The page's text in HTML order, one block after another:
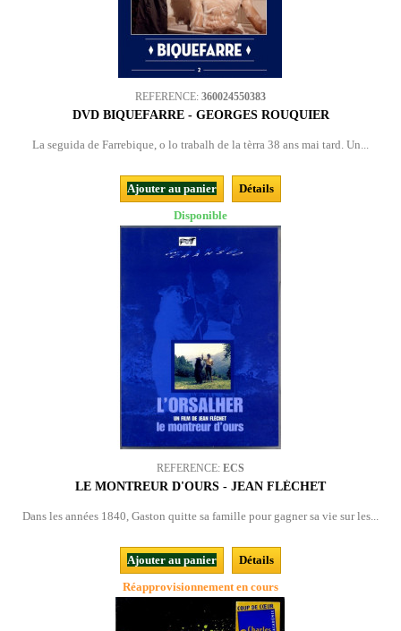
REFERENCE: 360024550383
DVD BIQUEFARRE - GEORGES ROUQUIER
La seguida de Farrebique, o lo trabalh de la tèrra 38 ans mai tard. Un...
Ajouter au panier
Détails
Disponible
REFERENCE: ECS
LE MONTREUR D'OURS - JEAN FLÉCHET
Dans les années 1840, Gaston quitte sa famille pour gagner sa vie sur les...
Ajouter au panier
Détails
Réapprovisionnement en cours